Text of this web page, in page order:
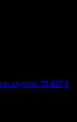
ваучери 75 837 €